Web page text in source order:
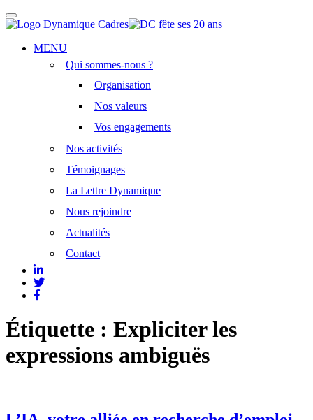
Afficher/masquer
la
Aller
MENU
Qui sommes-nous ?
Organisation
Nos valeurs
Vos engagements
Nos activités
Témoignages
La Lettre Dynamique
Nous rejoindre
Actualités
Contact
Étiquette : Expliciter les
expressions ambiguës